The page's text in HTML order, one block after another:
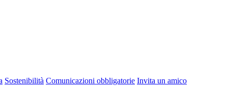
Sostenibilità Comunicazioni obbligatorie Invita un amico